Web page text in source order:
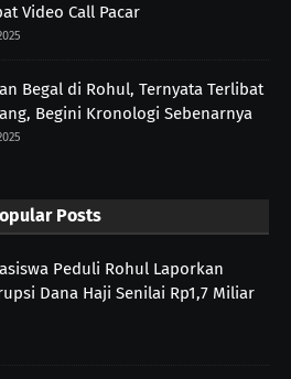
Video Call Pacar
Begal di Rohul, Ternyata Terlibat
Begini Kronologi Sebenarnya
Posts
Peduli Rohul Laporkan
Dana Haji Senilai Rp1,7 Miliar